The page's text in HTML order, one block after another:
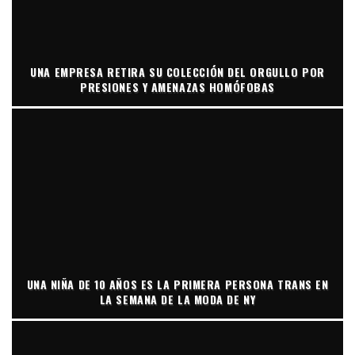
UNA EMPRESA RETIRA SU COLECCIÓN DEL ORGULLO POR
PRESIONES Y AMENAZAS HOMÓFOBAS
UNA NIÑA DE 10 AÑOS ES LA PRIMERA PERSONA TRANS EN
LA SEMANA DE LA MODA DE NY